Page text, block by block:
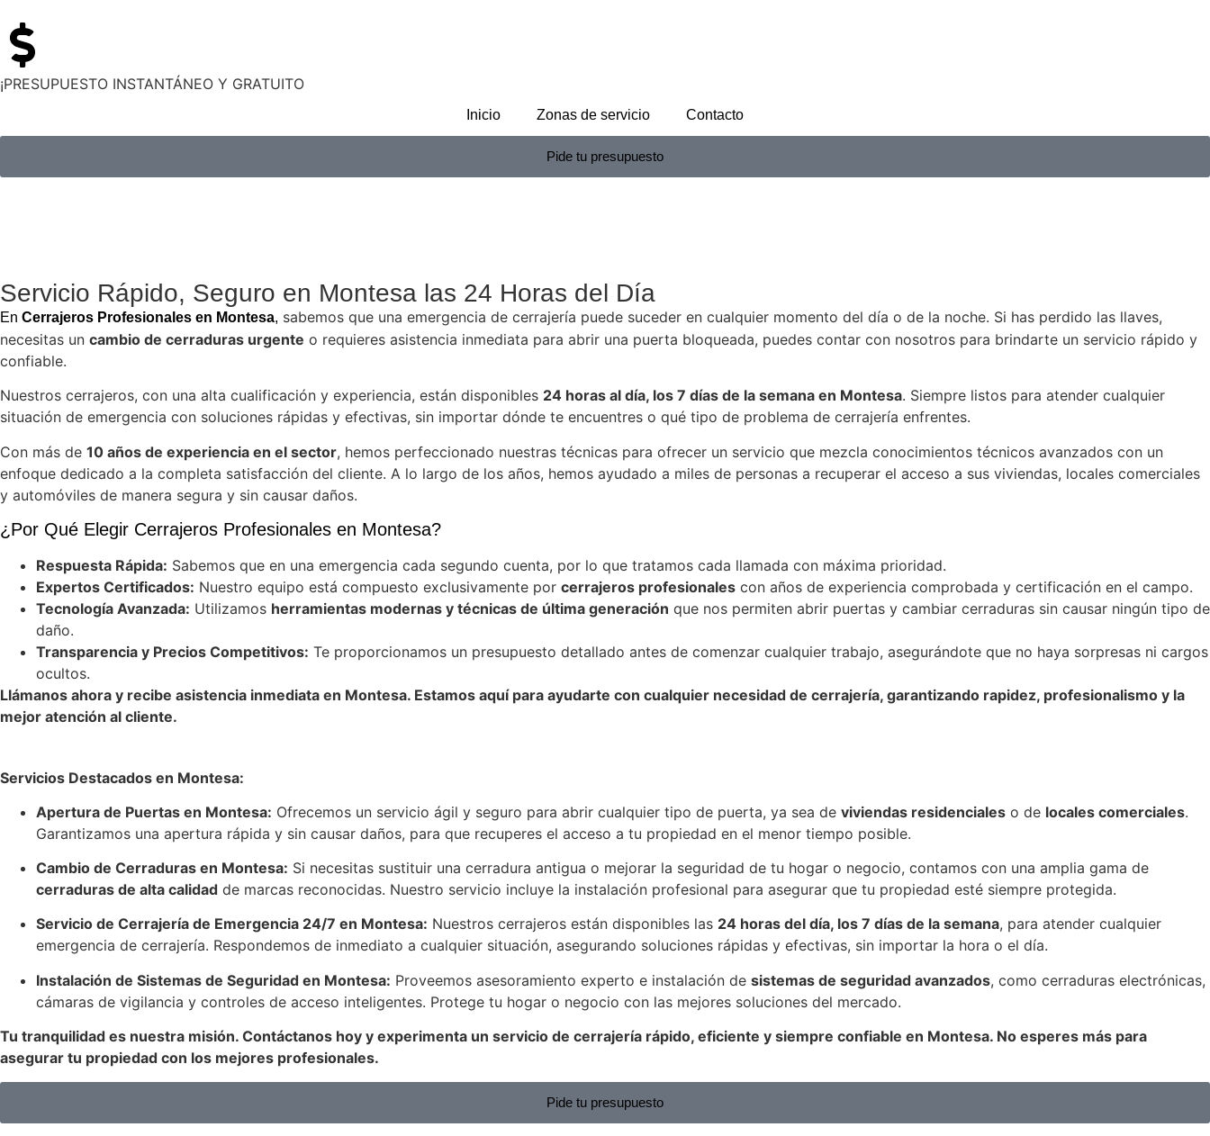
¡PRESUPUESTO INSTANTÁNEO Y GRATUITO
Inicio Zonas de servicio Contacto
Pide tu presupuesto
Servicio Rápido, Seguro en Montesa las 24 Horas del Día
En Cerrajeros Profesionales en Montesa, sabemos que una emergencia de cerrajería puede suceder en cualquier momento del día o de la noche. Si has perdido las llaves,
necesitas un cambio de cerraduras urgente o requieres asistencia inmediata para abrir una puerta bloqueada, puedes contar con nosotros para brindarte un servicio rápido y
confiable.
Nuestros cerrajeros, con una alta cualificación y experiencia, están disponibles 24 horas al día, los 7 días de la semana en Montesa. Siempre listos para atender cualquier
situación de emergencia con soluciones rápidas y efectivas, sin importar dónde te encuentres o qué tipo de problema de cerrajería enfrentes.
Con más de 10 años de experiencia en el sector, hemos perfeccionado nuestras técnicas para ofrecer un servicio que mezcla conocimientos técnicos avanzados con un
enfoque dedicado a la completa satisfacción del cliente. A lo largo de los años, hemos ayudado a miles de personas a recuperar el acceso a sus viviendas, locales comerciales
y automóviles de manera segura y sin causar daños.
¿Por Qué Elegir Cerrajeros Profesionales en Montesa?
Respuesta Rápida: Sabemos que en una emergencia cada segundo cuenta, por lo que tratamos cada llamada con máxima prioridad.
Expertos Certificados: Nuestro equipo está compuesto exclusivamente por cerrajeros profesionales con años de experiencia comprobada y certificación en el campo.
Tecnología Avanzada: Utilizamos herramientas modernas y técnicas de última generación que nos permiten abrir puertas y cambiar cerraduras sin causar ningún tipo de
daño.
Transparencia y Precios Competitivos: Te proporcionamos un presupuesto detallado antes de comenzar cualquier trabajo, asegurándote que no haya sorpresas ni cargos
ocultos.
Llámanos ahora y recibe asistencia inmediata en Montesa. Estamos aquí para ayudarte con cualquier necesidad de cerrajería, garantizando rapidez, profesionalismo y la
mejor atención al cliente.
Servicios Destacados en Montesa:
Apertura de Puertas en Montesa: Ofrecemos un servicio ágil y seguro para abrir cualquier tipo de puerta, ya sea de viviendas residenciales o de locales comerciales.
Garantizamos una apertura rápida y sin causar daños, para que recuperes el acceso a tu propiedad en el menor tiempo posible.
Cambio de Cerraduras en Montesa: Si necesitas sustituir una cerradura antigua o mejorar la seguridad de tu hogar o negocio, contamos con una amplia gama de
cerraduras de alta calidad de marcas reconocidas. Nuestro servicio incluye la instalación profesional para asegurar que tu propiedad esté siempre protegida.
Servicio de Cerrajería de Emergencia 24/7 en Montesa: Nuestros cerrajeros están disponibles las 24 horas del día, los 7 días de la semana, para atender cualquier
emergencia de cerrajería. Respondemos de inmediato a cualquier situación, asegurando soluciones rápidas y efectivas, sin importar la hora o el día.
Instalación de Sistemas de Seguridad en Montesa: Proveemos asesoramiento experto e instalación de sistemas de seguridad avanzados, como cerraduras electrónicas,
cámaras de vigilancia y controles de acceso inteligentes. Protege tu hogar o negocio con las mejores soluciones del mercado.
Tu tranquilidad es nuestra misión. Contáctanos hoy y experimenta un servicio de cerrajería rápido, eficiente y siempre confiable en Montesa. No esperes más para
asegurar tu propiedad con los mejores profesionales.
Pide tu presupuesto